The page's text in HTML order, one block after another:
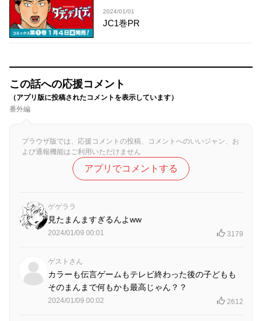
2024/01/01
JC1巻PR
この話への応援コメント
（アプリ版に投稿されたコメントを表示しています）
番外編
ブラウザ版では、応援コメントの投稿、コメントへのいいジャン、お
よび通報機能はご利用いただけません
アプリでコメントする
ゲゲララ
見たまんますぎるんよww
2024/01/09 00:01 3179
ゲストさん
カラーも伝言ゲームもテレビ終わった後の子どもも
そのまんまで何もかも最高じゃん？？
2024/01/09 00:02 2612